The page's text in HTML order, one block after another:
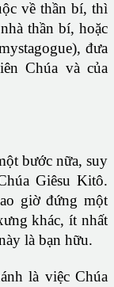
về thần bí, thì
thần bí, hoặc
đưa
Chúa và của
bước nữa, suy
Giêsu Kitô.
giờ đứng một
khác, ít nhất
là bạn hữu.
là việc Chúa